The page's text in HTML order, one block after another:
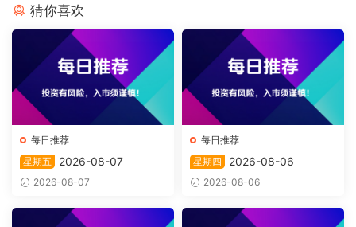
猜你喜欢
每日推荐
星期五
2026-08-07
2026-08-07
每日推荐
星期四
2026-08-06
2026-08-06